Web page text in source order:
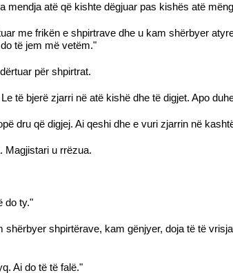
mendja atë që kishte dëgjuar pas kishës atë
me frikën e shpirtrave dhe u kam shërbyer
të jem më vetëm."
për shpirtrat.
të bjerë zjarri në atë kishë dhe të digjet. Apo
dru që digjej. Ai qeshi dhe e vuri zjarrin në
Magjistari u rrëzua.
do ty."
shpirtërave, kam gënjyer, doja të të
Ai do të të falë."